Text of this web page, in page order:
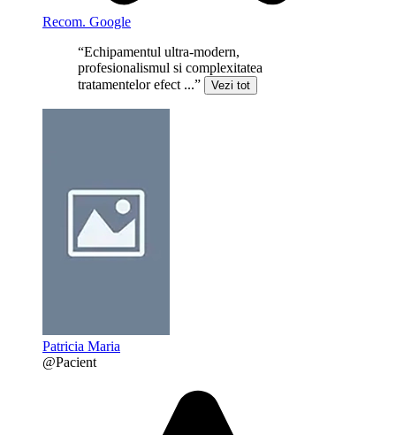
Recom. Google
“Echipamentul ultra-modern,
profesionalismul si complexitatea
tratamentelor efect ...”
Vezi tot
Patricia Maria
@Pacient